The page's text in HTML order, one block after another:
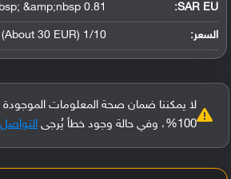
SAR EU:
0.81 W/kg (head) &amp;nbsp; &amp;nbsp;
السعر: 1/10 (About 30 EUR)
لا يمكننا ضمان صحة المعلومات
100%، وفي حالة وجود خطأ يُرجى